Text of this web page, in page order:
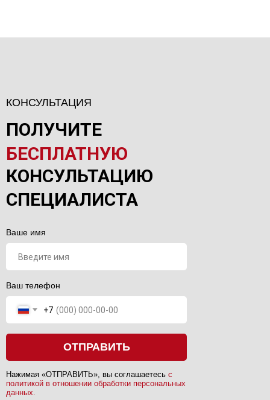
КОНСУЛЬТАЦИЯ
ПОЛУЧИТЕ
БЕСПЛАТНУЮ
КОНСУЛЬТАЦИЮ
СПЕЦИАЛИСТА
Ваше имя
Ваш телефон
+7
ОТПРАВИТЬ
Нажимая «ОТПРАВИТЬ», вы соглашаетесь с
политикой в отношении обработки персональных
данных.